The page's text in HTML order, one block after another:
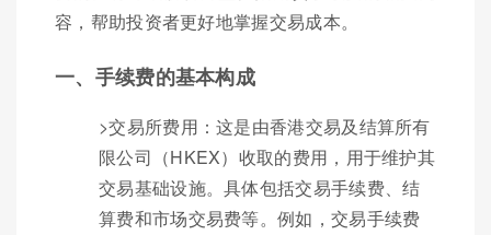
容，帮助投资者更好地掌握交易成本。
一、手续费的基本构成
>交易所费用：这是由香港交易及结算所有
限公司（HKEX）收取的费用，用于维护其
交易基础设施。具体包括交易手续费、结
算费和市场交易费等。例如，交易手续费